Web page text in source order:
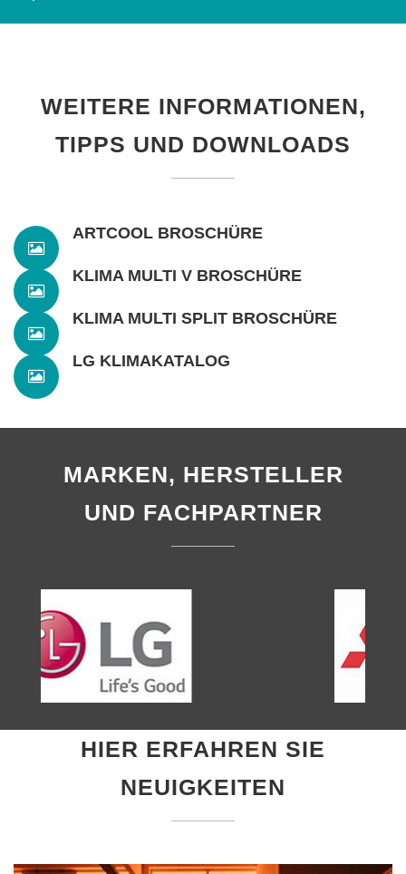
WEITERE INFORMATIONEN,
TIPPS UND DOWNLOADS
ARTCOOL BROSCHÜRE
KLIMA MULTI V BROSCHÜRE
KLIMA MULTI SPLIT BROSCHÜRE
LG KLIMAKATALOG
MARKEN, HERSTELLER
UND FACHPARTNER
HIER ERFAHREN SIE
NEUIGKEITEN